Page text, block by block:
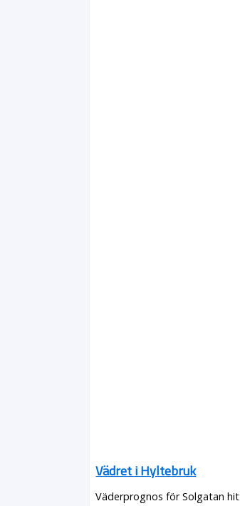
Vädret i Hyltebruk
Väderprognos för Solgatan